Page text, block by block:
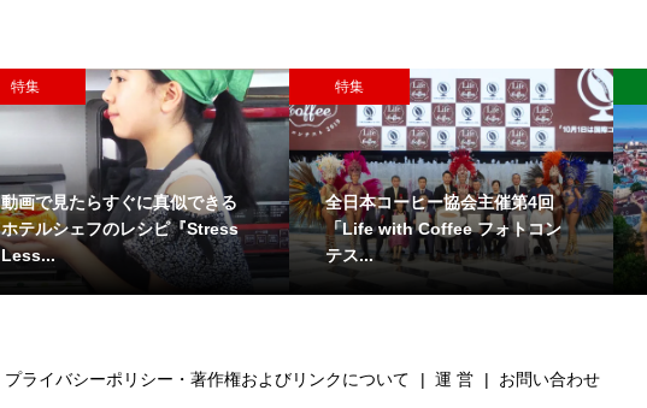
特集
動画で見たらすぐに真似できる
ホテルシェフのレシピ『Stress
Less...
特集
全日本コーヒー協会主催第4回
「Life with Coffee フォトコン
テス...
プライバシーポリシー・著作権およびリンクについて 運 営 お問い合わせ